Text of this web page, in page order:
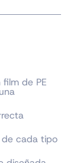
de PE
de cada tipo